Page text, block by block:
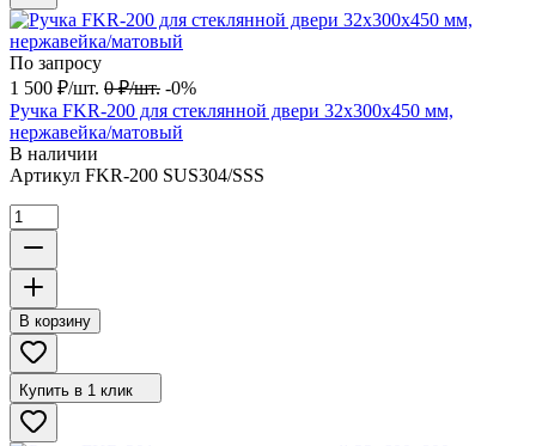
По запросу
1 500 ₽/шт. 0 ₽/шт. -0%
Ручка FKR-200 для стеклянной двери 32x300х450 мм,
нержавейка/матовый
В наличии
Артикул FKR-200 SUS304/SSS
В корзину
Купить в 1 клик